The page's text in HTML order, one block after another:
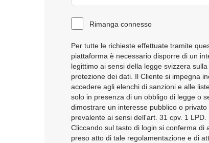
Rimanga connesso
Per tutte le richieste effettuate tramite
piattaforma è necessario disporre di un
legittimo ai sensi della legge svizzera sulla
protezione dei dati. Il Cliente si impegna
accedere agli elenchi di sanzioni e alle
solo in presenza di un obbligo di legge o
dimostrare un interesse pubblico o privato
prevalente ai sensi dell'art. 31 cpv. 1 LPD.
Cliccando sul tasto di login si conferma di
preso atto di tale regolamentazione e di